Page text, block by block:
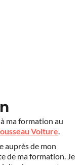
ma formation au
Voiture.
auprès de mon
de ma formation. Je